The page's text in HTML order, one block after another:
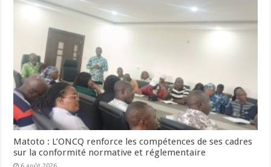
Matoto : L’ONCQ renforce les compétences de ses cadres
sur la conformité normative et réglementaire